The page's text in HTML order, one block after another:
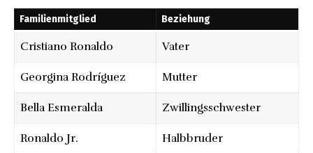
Familienmitglied Beziehung
Cristiano Ronaldo Vater
Georgina Rodríguez Mutter
Bella Esmeralda Zwillingsschwester
Ronaldo Jr. Halbbruder